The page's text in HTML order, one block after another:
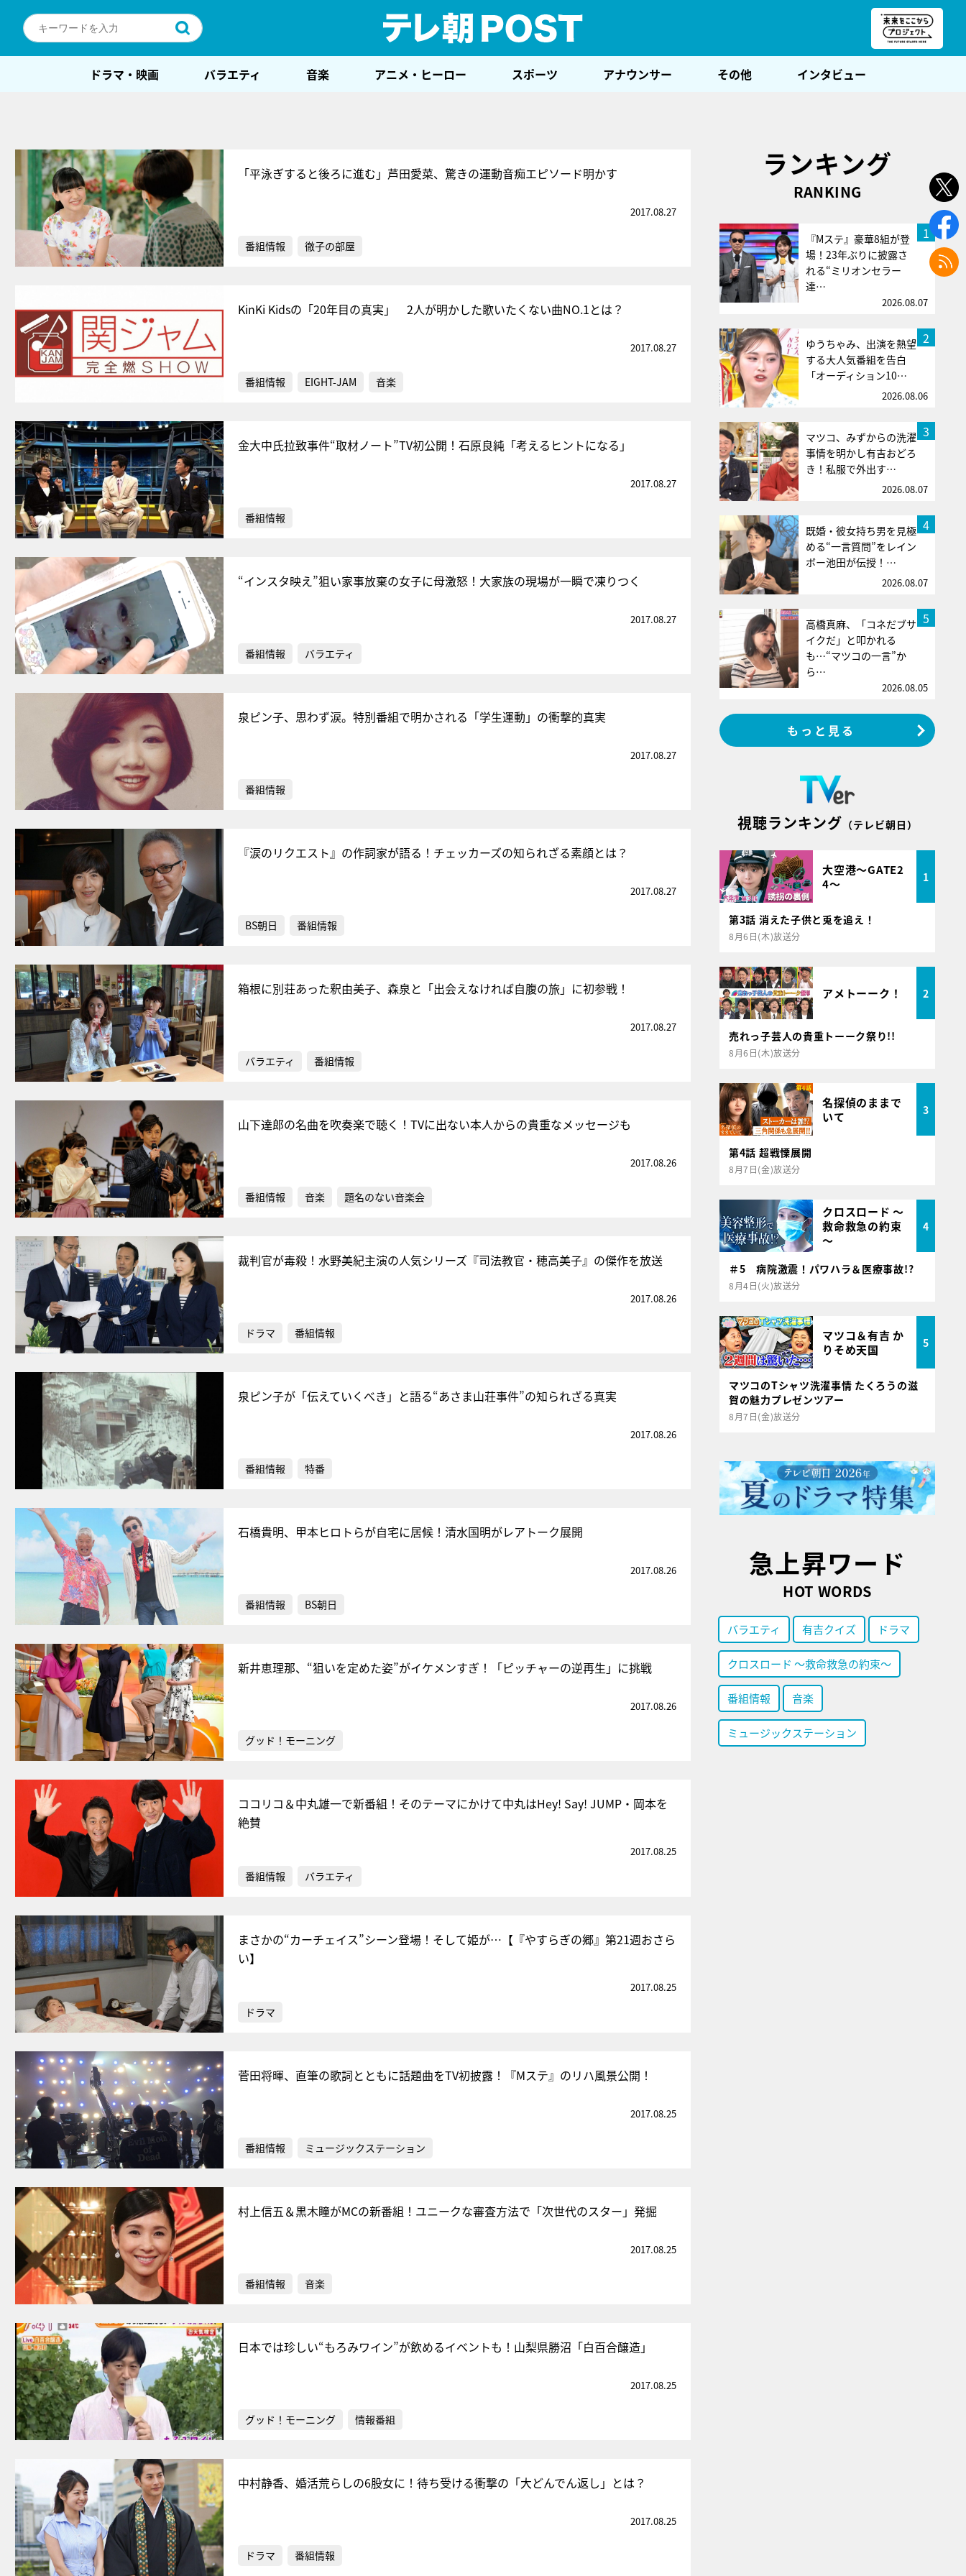
ドラマ・映画 バラエティ 音楽 アニメ・ヒーロー スポーツ アナウンサー その他 インタビュー
「平泳ぎすると後ろに進む」芦田愛菜、驚きの運動音痴エピソード明かす
2017.08.27
番組情報 徹子の部屋
KinKi Kidsの「20年目の真実」 2人が明かした歌いたくない曲NO.1とは？
2017.08.27
番組情報 EIGHT-JAM 音楽
金大中氏拉致事件“取材ノート”TV初公開！石原良純「考えるヒントになる」
2017.08.27
番組情報
“インスタ映え”狙い家事放棄の女子に母激怒！大家族の現場が一瞬で凍りつく
2017.08.27
番組情報 バラエティ
泉ピン子、思わず涙。特別番組で明かされる「学生運動」の衝撃的真実
2017.08.27
番組情報
『涙のリクエスト』の作詞家が語る！チェッカーズの知られざる素顔とは？
2017.08.27
BS朝日 番組情報
箱根に別荘あった釈由美子、森泉と「出会えなければ自腹の旅」に初参戦！
2017.08.27
バラエティ 番組情報
山下達郎の名曲を吹奏楽で聴く！TVに出ない本人からの貴重なメッセージも
2017.08.26
番組情報 音楽 題名のない音楽会
裁判官が毒殺！水野美紀主演の人気シリーズ『司法教官・穂高美子』の傑作を放送
2017.08.26
ドラマ 番組情報
泉ピン子が「伝えていくべき」と語る“あさま山荘事件”の知られざる真実
2017.08.26
番組情報 特番
石橋貴明、甲本ヒロトらが自宅に居候！清水国明がレアトーク展開
2017.08.26
番組情報 BS朝日
新井恵理那、“狙いを定めた姿”がイケメンすぎ！「ピッチャーの逆再生」に挑戦
2017.08.26
グッド！モーニング
ココリコ＆中丸雄一で新番組！そのテーマにかけて中丸はHey! Say! JUMP・岡本を
絶賛
2017.08.25
番組情報 バラエティ
まさかの“カーチェイス”シーン登場！そして姫が…【『やすらぎの郷』第21週おさら
い】
2017.08.25
ドラマ
菅田将暉、直筆の歌詞とともに話題曲をTV初披露！『Mステ』のリハ風景公開！
2017.08.25
番組情報 ミュージックステーション
村上信五＆黒木瞳がMCの新番組！ユニークな審査方法で「次世代のスター」発掘
2017.08.25
番組情報 音楽
日本では珍しい“もろみワイン”が飲めるイベントも！山梨県勝沼「白百合醸造」
2017.08.25
グッド！モーニング 情報番組
中村静香、婚活荒らしの6股女に！待ち受ける衝撃の「大どんでん返し」とは？
2017.08.25
ドラマ 番組情報
ランキング
RANKING
1
『Mステ』豪華8組が登
場！23年ぶりに披露さ
れる“ミリオンセラー
達…
2026.08.07
2
ゆうちゃみ、出演を熱望
する大人気番組を告白
「オーディション10…
2026.08.06
3
マツコ、みずからの洗濯
事情を明かし有吉おどろ
き！私服で外出す…
2026.08.07
4
既婚・彼女持ち男を見極
める“一言質問”をレイン
ボー池田が伝授！…
2026.08.07
5
高橋真麻、「コネだブサ
イクだ」と叩かれる
も…“マツコの一言”か
ら…
2026.08.05
もっと見る
視聴ランキング （テレビ朝日）
大空港～GATE2
4～
1
第3話 消えた子供と兎を追え！
8月6日(木)放送分
アメトーーク！ 2
売れっ子芸人の貴重トーーク祭り!!
8月6日(木)放送分
名探偵のままで
いて
3
第4話 超戦慄展開
8月7日(金)放送分
クロスロード ～
救命救急の約束
～
4
＃5 病院激震！パワハラ＆医療事故!?
8月4日(火)放送分
マツコ＆有吉 か
りそめ天国
5
マツコのTシャツ洗濯事情 たくろうの滋
賀の魅力プレゼンツアー
8月7日(金)放送分
急上昇ワード
HOT WORDS
バラエティ 有吉クイズ ドラマ
クロスロード ～救命救急の約束～
番組情報 音楽
ミュージックステーション